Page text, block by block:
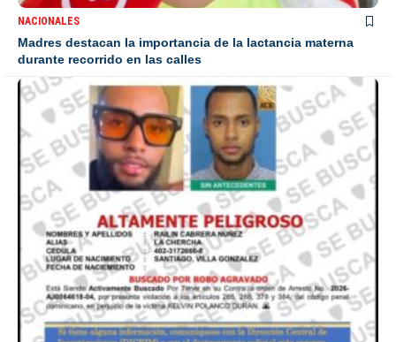
NACIONALES
Madres destacan la importancia de la lactancia materna
durante recorrido en las calles